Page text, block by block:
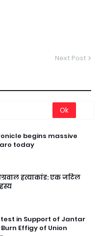
Next Post
begins massive
today
हत्याकांड: एक जटिल
in Support of Jantar
Effigy of Union